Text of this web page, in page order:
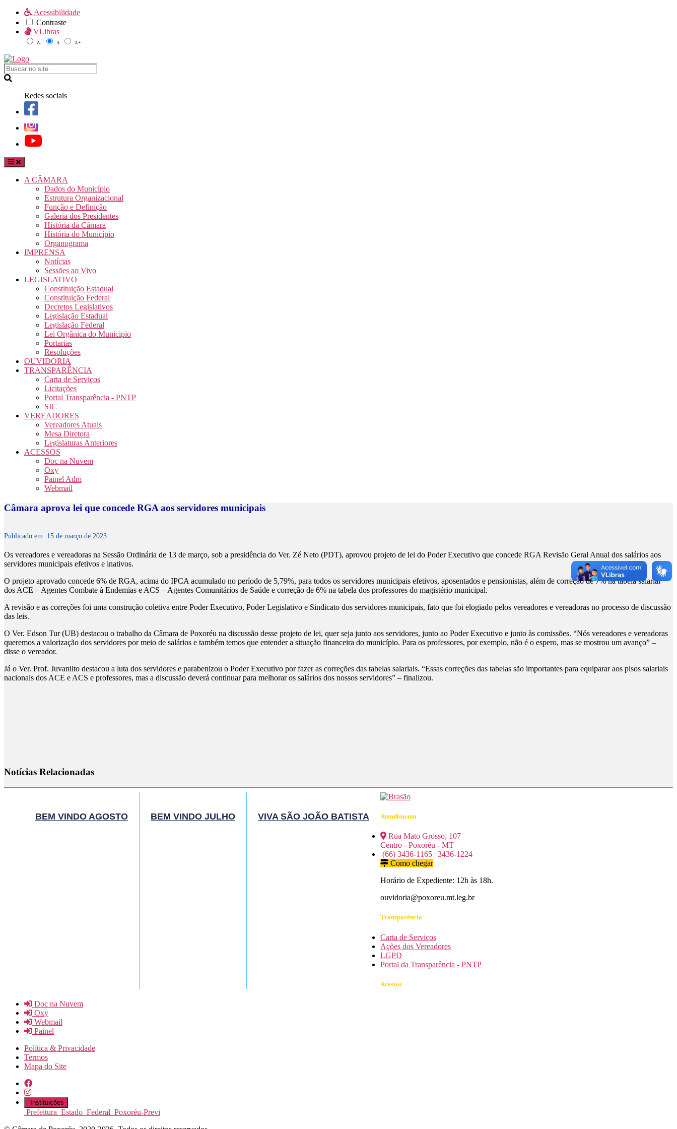
Acessibilidade
Contraste
VLibras
A- A A+
Redes sociais
A CÂMARA
Dados do Município
Estrutura Organizacional
Função e Definição
Galeria dos Presidentes
História da Câmara
História do Município
Organograma
IMPRENSA
Notícias
Sessões ao Vivo
LEGISLATIVO
Constituição Estadual
Constituição Federal
Decretos Legislativos
Legislação Estadual
Legislação Federal
Lei Orgânica do Municipio
Portarias
Resoluções
OUVIDORIA
TRANSPARÊNCIA
Carta de Serviços
Licitações
Portal Transparência - PNTP
SIC
VEREADORES
Vereadores Atuais
Mesa Diretora
Legislaturas Anteriores
ACESSOS
Doc na Nuvem
Oxy
Painel Adm
Webmail
Câmara aprova lei que concede RGA aos servidores municipais
Publicado em 15 de março de 2023
Os vereadores e vereadoras na Sessão Ordinária de 13 de março, sob a presidência do Ver. Zé Neto (PDT), aprovou projeto de lei do Poder Executivo que concede RGA Revisão Geral Anual dos salários aos
servidores municipais efetivos e inativos.
O projeto aprovado concede 6% de RGA, acima do IPCA acumulado no período de 5,79%, para todos os servidores municipais efetivos, aposentados e pensionistas, além de correção de 7% na tabela salarial
dos ACE – Agentes Combate à Endemias e ACS – Agentes Comunitários de Saúde e correção de 6% na tabela dos professores do magistério municipal.
A revisão e as correções foi uma construção coletiva entre Poder Executivo, Poder Legislativo e Sindicato dos servidores municipais, fato que foi elogiado pelos vereadores e vereadoras no processo de discussão
das leis.
O Ver. Edson Tur (UB) destacou o trabalho da Câmara de Poxoréu na discussão desse projeto de lei, quer seja junto aos servidores, junto ao Poder Executivo e junto às comissões. “Nós vereadores e vereadoras
queremos a valorização dos servidores por meio de salários e também temos que entender a situação financeira do município. Para os professores, por exemplo, não é o espero, mas se mostrou um avanço” –
disse o vereador.
Já o Ver. Prof. Juvanilto destacou a luta dos servidores e parabenizou o Poder Executivo por fazer as correções das tabelas salariais. “Essas correções das tabelas são importantes para equiparar aos pisos salariais
nacionais dos ACE e ACS e professores, mas a discussão deverá continuar para melhorar os salários dos nossos servidores” – finalizou.
Notícias Relacionadas
BEM VINDO AGOSTO BEM VINDO JULHO VIVA SÃO JOÃO BATISTA Atendimento
Rua Mato Grosso, 107
Centro - Poxoréu - MT
(66) 3436-1165 | 3436-1224
Como chegar
Horário de Expediente: 12h às 18h.
ouvidoria@poxoreu.mt.leg.br
Transparência
Carta de Serviços
Ações dos Vereadores
LGPD
Portal da Transparência - PNTP
Acessos
Doc na Nuvem
Oxy
Webmail
Painel
Política & Privacidade
Termos
Mapa do Site
Instituições
Prefeitura Estado Federal Poxoréu-Previ